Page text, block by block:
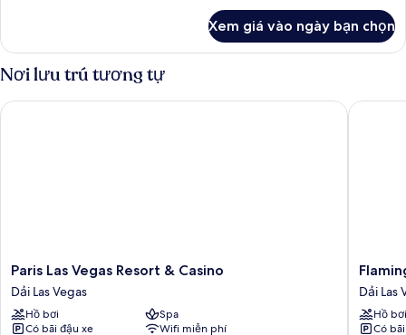
on
Arrival)
Phòng
(Room
Type
Assigned
on
Xem giá vào ngày bạn chọn
Nơi lưu trú tương tự
Paris
Las
Vegas
Resort
Paris Las Vegas Resort & Casino
Dải Las Vegas
Hồ bơi
Spa
Có bãi đậu xe
Wifi miễn phí
Paris Las Vegas Resort & Casino
Las
Vegas
Hotel
Dải Las
Hồ bơi
Có